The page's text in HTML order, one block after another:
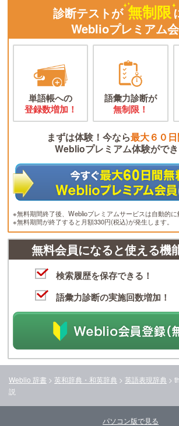
診断テストが 無制限
Weblioプレミアム
単語帳への
登録数増加！
語彙力診断が
無制限！
まずは体験！今なら最大６０
Weblioプレミアム体験ができ
※無料期間終了後、Weblioプレミアムサービスは自動的に
※無料期間が終了すると月額330円(税込)が発生します。
無料会員になると使える機
検索履歴を保存できる！
語彙力診断の実施回数増加！
Weblio 辞書 > 英和辞典・和英辞典 > 英語表現辞典 >
説
パソコン版で見る